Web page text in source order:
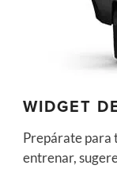
WIDGET
Prepárate para
entrenar,